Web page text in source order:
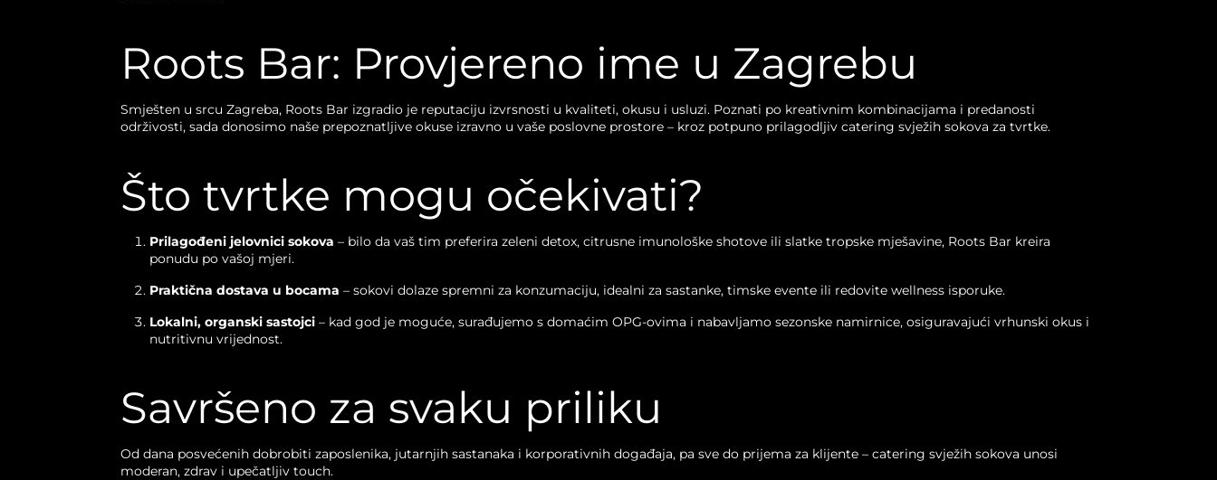
Roots Bar: Provjereno ime u Zagrebu
Smješten u srcu Zagreba, Roots Bar izgradio je reputaciju izvrsnosti u kvaliteti, okusu i usluzi. Poznati po kreativnim kombinacijama i predanosti
održivosti, sada donosimo naše prepoznatljive okuse izravno u vaše poslovne prostore – kroz potpuno prilagodljiv catering svježih sokova za tvrtke.
Što tvrtke mogu očekivati?
Prilagođeni jelovnici sokova – bilo da vaš tim preferira zeleni detox, citrusne imunološke shotove ili slatke tropske mješavine, Roots Bar kreira
ponudu po vašoj mjeri.
Praktična dostava u bocama – sokovi dolaze spremni za konzumaciju, idealni za sastanke, timske evente ili redovite wellness isporuke.
Lokalni, organski sastojci – kad god je moguće, surađujemo s domaćim OPG-ovima i nabavljamo sezonske namirnice, osiguravajući vrhunski okus i
nutritivnu vrijednost.
Savršeno za svaku priliku
Od dana posvećenih dobrobiti zaposlenika, jutarnjih sastanaka i korporativnih događaja, pa sve do prijema za klijente – catering svježih sokova unosi
moderan, zdrav i upečatljiv touch.